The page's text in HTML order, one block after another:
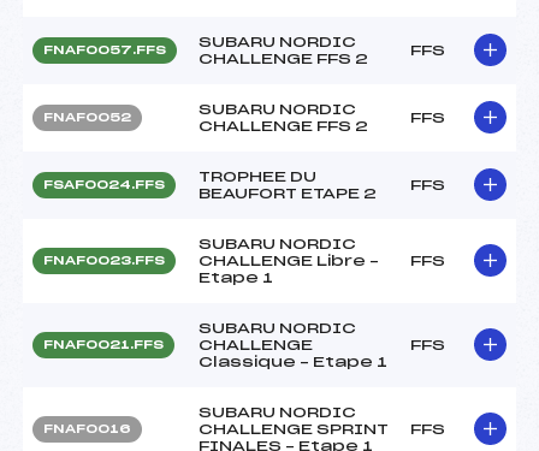
FNAF0057.FFS
SUBARU NORDIC
CHALLENGE FFS 2
FFS
FNAF0052
SUBARU NORDIC
CHALLENGE FFS 2
FFS
FSAF0024.FFS
TROPHEE DU
BEAUFORT ETAPE 2
FFS
FNAF0023.FFS
SUBARU NORDIC
CHALLENGE Libre –
Etape 1
FFS
FNAF0021.FFS
SUBARU NORDIC
CHALLENGE
Classique – Etape 1
FFS
FNAF0016
SUBARU NORDIC
CHALLENGE SPRINT
FINALES – Etape 1
FFS